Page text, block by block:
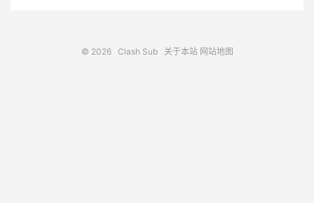
© 2026 Clash Sub 关于本站 网站地图